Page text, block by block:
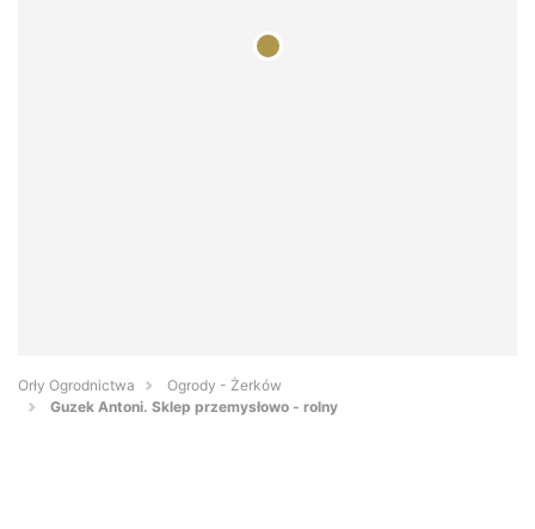
Orły Ogrodnictwa
Ogrody - Żerków
Guzek Antoni. Sklep przemysłowo - rolny